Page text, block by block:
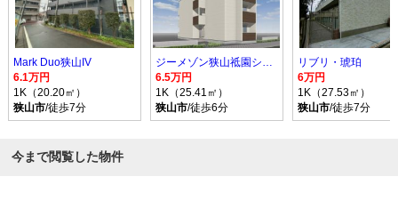
Mark Duo狭山IV
6.1万円
1K（20.20㎡）
狭山市/徒歩7分
ジーメゾン狭山祗園シエル
6.5万円
1K（25.41㎡）
狭山市/徒歩6分
リブリ・琥珀
6万円
1K（27.53㎡）
狭山市/徒歩7分
今まで閲覧した物件